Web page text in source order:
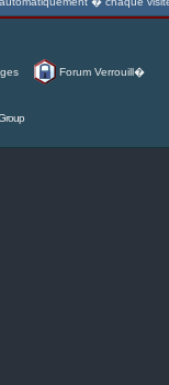
Forum Verrouill�